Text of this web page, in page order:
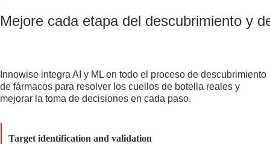
Mejore cada etapa del descubrimiento y
Innowise integra AI y ML en todo el proceso de descubrimiento
de fármacos para resolver los cuellos de botella reales y
mejorar la toma de decisiones en cada paso.
Target identification and validation